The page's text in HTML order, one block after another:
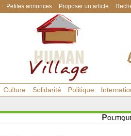
Petites annonces Proposer un article
Culture Solidarité Politique